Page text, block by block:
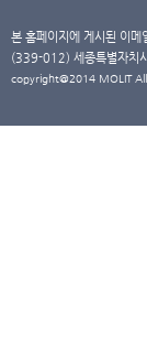
본 홈페이지에 게시된 이메
(339-012) 세종특별자치
copyright@2014 MOLIT All